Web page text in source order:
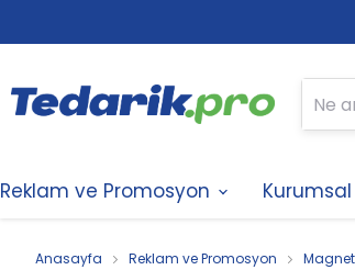
Reklam ve Promosyon Kurumsal
Anasayfa Reklam ve Promosyon Magnet